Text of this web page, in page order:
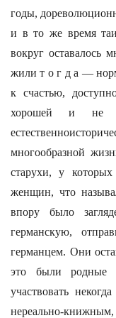
годы,
и в то же время
вокруг оставалось
жили т о г д а —
к счастью,
хорошей и не
многообразной
старухи, у
женщин, что
впору было
германскую,
германцем. Они
это были
участвовать
нереально-книжным,